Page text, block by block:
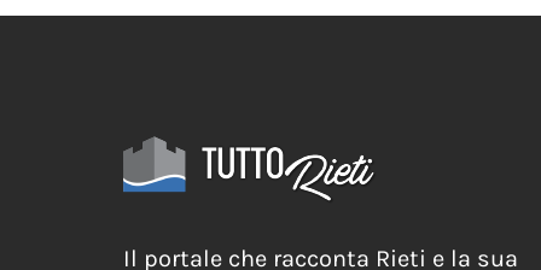
Il portale che racconta Rieti e la sua